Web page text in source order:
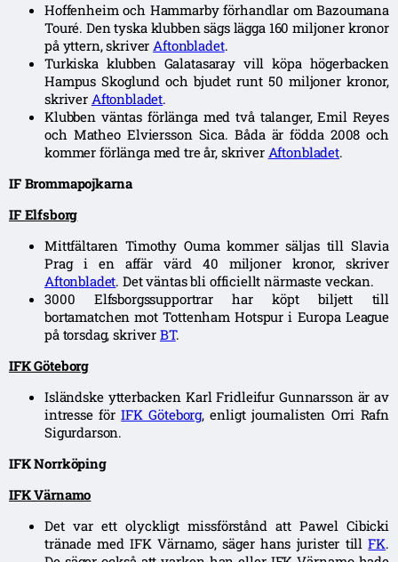
Hoffenheim och Hammarby förhandlar om Bazoumana
Touré. Den tyska klubben sägs lägga 160 miljoner kronor
på yttern, skriverAftonbladet.
Turkiska klubben Galatasaray vill köpa högerbacken
Hampus Skoglund och bjudet runt 50 miljoner kronor,
skriver Aftonbladet.
Klubben väntas förlänga med två talanger, Emil Reyes
och Matheo Elviersson Sica. Båda är födda 2008 och
kommer förlänga med tre år, skriver Aftonbladet.
IF Brommapojkarna
IF Elfsborg
Mittfältaren Timothy Ouma kommer säljas till Slavia
Prag i en affär värd 40 miljoner kronor, skriver
Aftonbladet. Det väntas bli officiellt närmaste veckan.
3000 Elfsborgssupportrar har köpt biljett till
bortamatchen mot Tottenham Hotspur i Europa League
på torsdag, skriver BT.
IFK Göteborg
Isländske ytterbacken Karl Fridleifur Gunnarsson är av
intresse förIFK Göteborg, enligt journalisten Orri Rafn
Sigurdarson.
IFK Norrköping
IFK Värnamo
Det var ett olyckligt missförstånd att Pawel Cibicki
tränade med IFK Värnamo, säger hans jurister tillFK.